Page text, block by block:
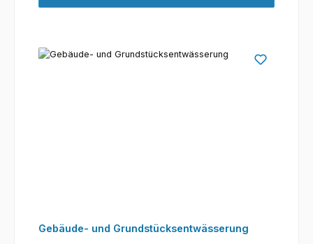
Gebäude- und Grundstücksentwässerung